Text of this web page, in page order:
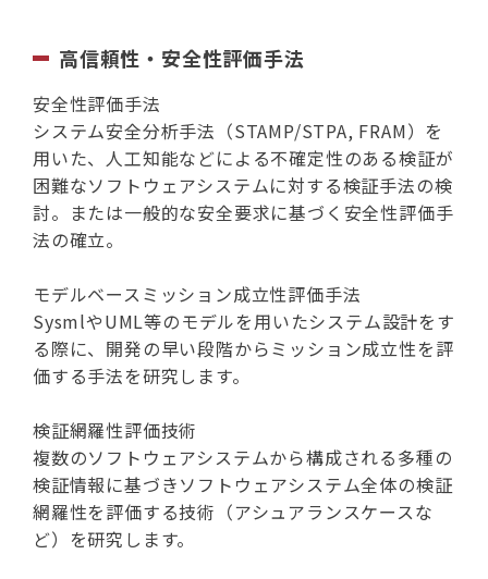
高信頼性・安全性評価手法
安全性評価手法
システム安全分析手法（STAMP/STPA, FRAM）を
用いた、人工知能などによる不確定性のある検証が
困難なソフトウェアシステムに対する検証手法の検
討。または一般的な安全要求に基づく安全性評価手
法の確立。
モデルベースミッション成立性評価手法
SysmlやUML等のモデルを用いたシステム設計をす
る際に、開発の早い段階からミッション成立性を評
価する手法を研究します。
検証網羅性評価技術
複数のソフトウェアシステムから構成される多種の
検証情報に基づきソフトウェアシステム全体の検証
網羅性を評価する技術（アシュアランスケースな
ど）を研究します。